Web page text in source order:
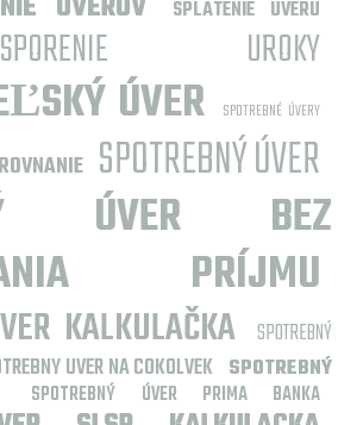
SPLATENIE UVERU
SPORENIE UROKY
ÚVER SPOTREBNÉ ÚVERY
SPOTREBNÝ ÚVER
ÚVER BEZ
PRÍJMU
KALKULAČKA
SPOTREBNÝ
UVER NA COKOLVEK SPOTREBNÝ
SPOTREBNÝ ÚVER PRIMA BANKA